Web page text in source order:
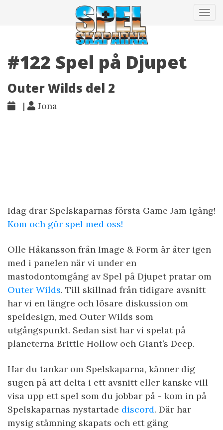
#122 Spel på Djupet
Outer Wilds del 2
| Jona
Idag drar Spelskaparnas första Game Jam igång!
Kom och gör spel med oss!
Olle Håkansson från Image & Form är åter igen
med i panelen när vi under en
mastodontomgång av Spel på Djupet pratar om
Outer Wilds. Till skillnad från tidigare avsnitt
har vi en längre och lösare diskussion om
speldesign, med Outer Wilds som
utgångspunkt. Sedan sist har vi spelat på
planeterna Brittle Hollow och Giant’s Deep.
Har du tankar om Spelskaparna, känner dig
sugen på att delta i ett avsnitt eller kanske vill
visa upp ett spel som du jobbar på - kom in på
Spelskaparnas nystartade discord. Där har
mysig stämning skapats och ett gäng